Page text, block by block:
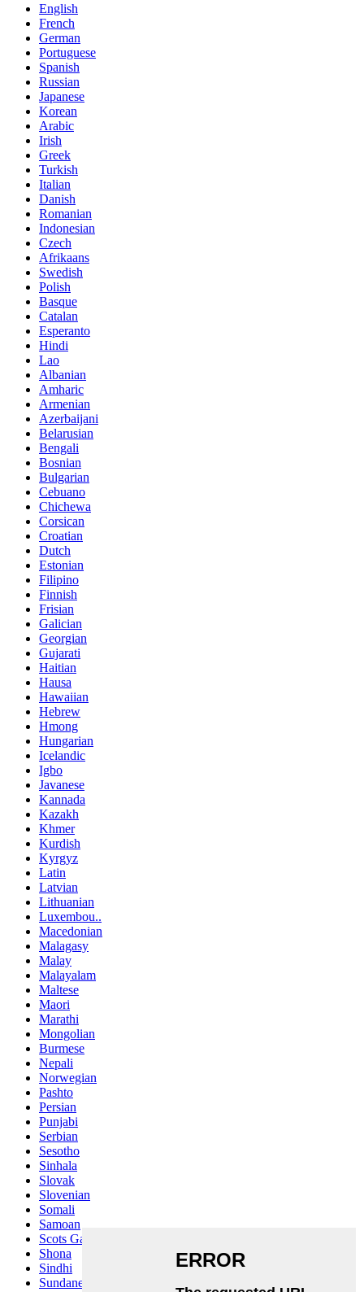
English
French
German
Portuguese
Spanish
Russian
Japanese
Korean
Arabic
Irish
Greek
Turkish
Italian
Danish
Romanian
Indonesian
Czech
Afrikaans
Swedish
Polish
Basque
Catalan
Esperanto
Hindi
Lao
Albanian
Amharic
Armenian
Azerbaijani
Belarusian
Bengali
Bosnian
Bulgarian
Cebuano
Chichewa
Corsican
Croatian
Dutch
Estonian
Filipino
Finnish
Frisian
Galician
Georgian
Gujarati
Haitian
Hausa
Hawaiian
Hebrew
Hmong
Hungarian
Icelandic
Igbo
Javanese
Kannada
Kazakh
Khmer
Kurdish
Kyrgyz
Latin
Latvian
Lithuanian
Luxembou..
Macedonian
Malagasy
Malay
Malayalam
Maltese
Maori
Marathi
Mongolian
Burmese
Nepali
Norwegian
Pashto
Persian
Punjabi
Serbian
Sesotho
Sinhala
Slovak
Slovenian
Somali
Samoan
Scots Gaelic
Shona
Sindhi
Sundanese